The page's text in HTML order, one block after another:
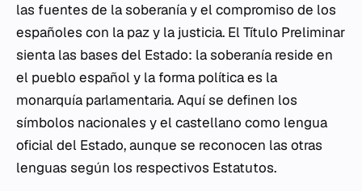
las fuentes de la soberanía y el compromiso de los
españoles con la paz y la justicia. El Título Preliminar
sienta las bases del Estado: la soberanía reside en
el pueblo español y la forma política es la
monarquía parlamentaria. Aquí se definen los
símbolos nacionales y el castellano como lengua
oficial del Estado, aunque se reconocen las otras
lenguas según los respectivos Estatutos.